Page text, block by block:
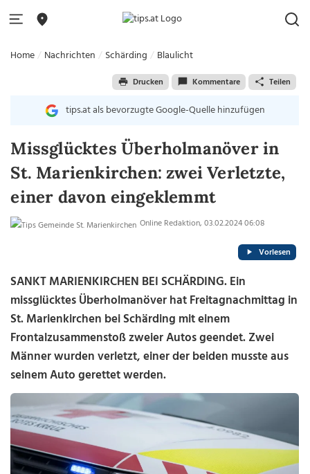
Home Nachrichten Schärding Blaulicht
Drucken Kommentare Teilen
tips.at als bevorzugte Google-Quelle hinzufügen
Missglücktes Überholmanöver in
St. Marienkirchen: zwei Verletzte,
einer davon eingeklemmt
Online Redaktion, 03.02.2024 06:08
Vorlesen
SANKT MARIENKIRCHEN BEI SCHÄRDING. Ein
missglücktes Überholmanöver hat Freitagnachmittag in
St. Marienkirchen bei Schärding mit einem
Frontalzusammenstoß zweier Autos geendet. Zwei
Männer wurden verletzt, einer der beiden musste aus
seinem Auto gerettet werden.